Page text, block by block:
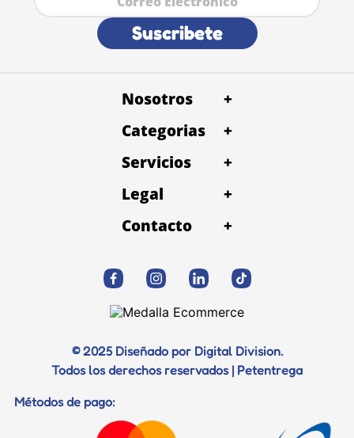
Suscribete
Nosotros
+
Categorias
+
Servicios
+
Legal
+
Contacto
+
© 2025 Diseñado por Digital Division.
Todos los derechos reservados | Petentrega
Métodos de pago: